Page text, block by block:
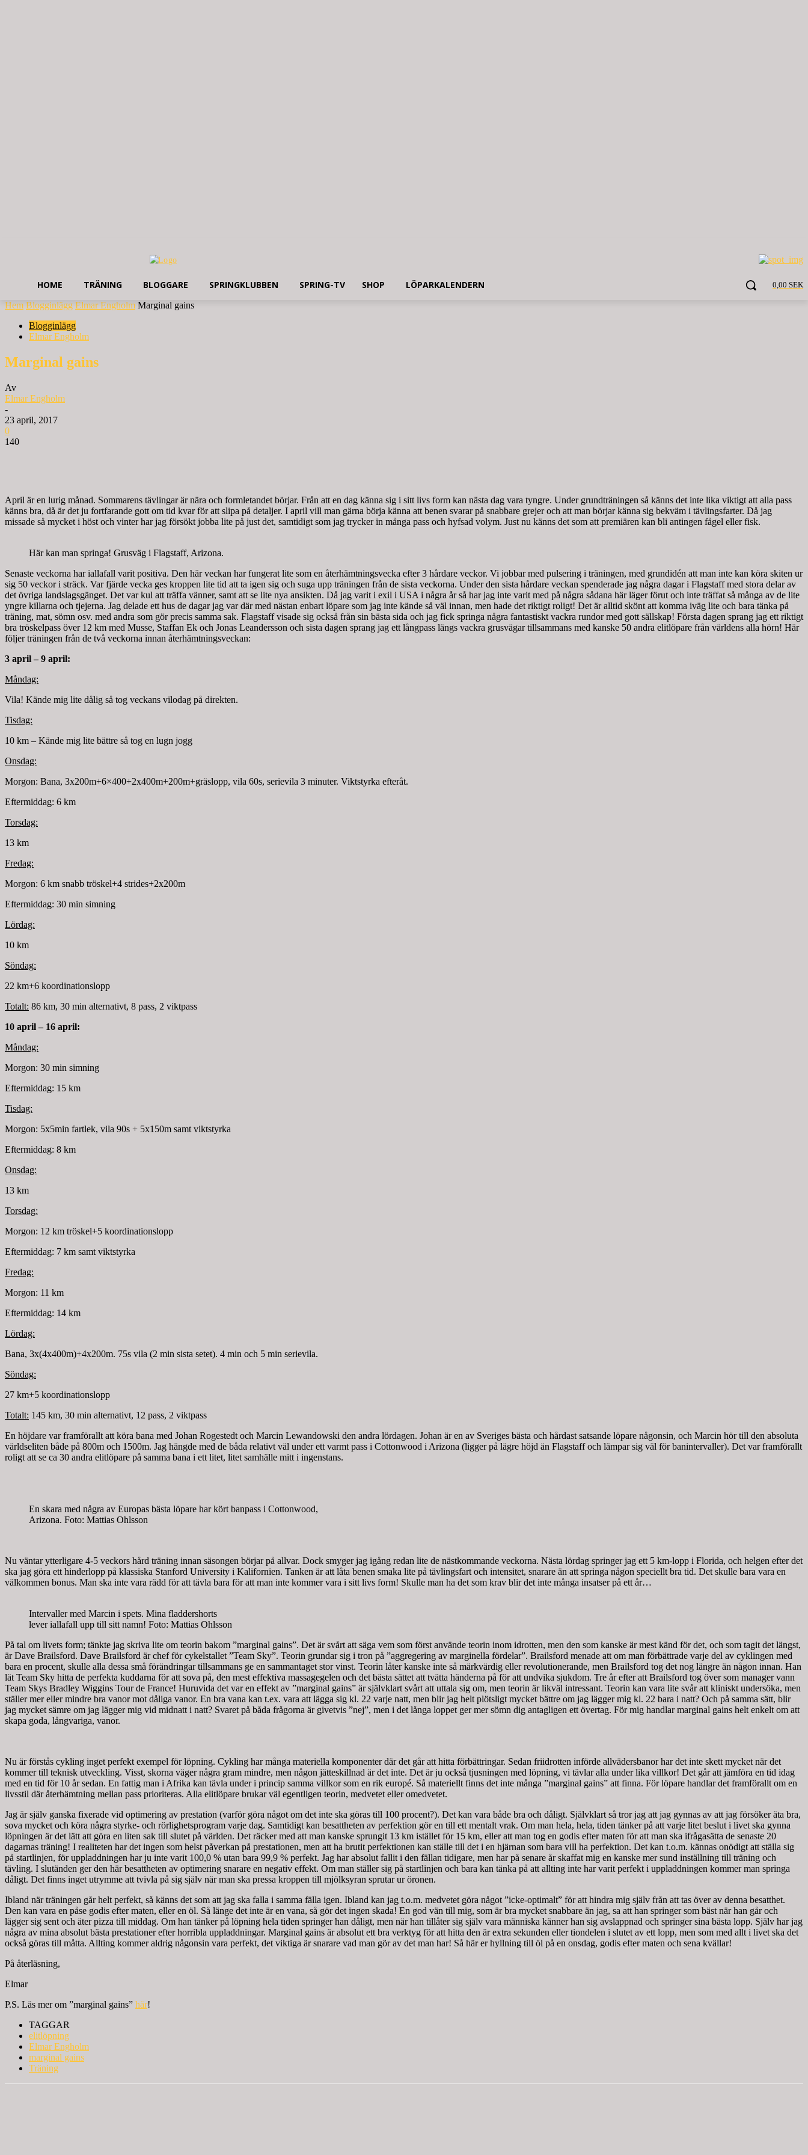
0,00 SEK
HOME TRÄNING BLOGGARE SPRINGKLUBBEN SPRING-TV SHOP LÖPARKALENDERN
Hem Blogginlägg Elmar Engholm Marginal gains
Blogginlägg
Elmar Engholm
Marginal gains
Av
Elmar Engholm
-
23 april, 2017
0
140
April är en lurig månad. Sommarens tävlingar är nära och formletandet börjar. Från att en dag känna sig i sitt livs form kan nästa dag vara tyngre. Under grundträningen så känns det inte lika viktigt att alla pass
känns bra, då är det ju fortfarande gott om tid kvar för att slipa på detaljer. I april vill man gärna börja känna att benen svarar på snabbare grejer och att man börjar känna sig bekväm i tävlingsfarter. Då jag
missade så mycket i höst och vinter har jag försökt jobba lite på just det, samtidigt som jag trycker in många pass och hyfsad volym. Just nu känns det som att premiären kan bli antingen fågel eller fisk.
Här kan man springa! Grusväg i Flagstaff, Arizona.
Senaste veckorna har iallafall varit positiva. Den här veckan har fungerat lite som en återhämtningsvecka efter 3 hårdare veckor. Vi jobbar med pulsering i träningen, med grundidén att man inte kan köra skiten ur
sig 50 veckor i sträck. Var fjärde vecka ges kroppen lite tid att ta igen sig och suga upp träningen från de sista veckorna. Under den sista hårdare veckan spenderade jag några dagar i Flagstaff med stora delar av
det övriga landslagsgänget. Det var kul att träffa vänner, samt att se lite nya ansikten. Då jag varit i exil i USA i några år så har jag inte varit med på några sådana här läger förut och inte träffat så många av de lite
yngre killarna och tjejerna. Jag delade ett hus de dagar jag var där med nästan enbart löpare som jag inte kände så väl innan, men hade det riktigt roligt! Det är alltid skönt att komma iväg lite och bara tänka på
träning, mat, sömn osv. med andra som gör precis samma sak. Flagstaff visade sig också från sin bästa sida och jag fick springa några fantastiskt vackra rundor med gott sällskap! Första dagen sprang jag ett riktigt
bra tröskelpass över 12 km med Musse, Staffan Ek och Jonas Leandersson och sista dagen sprang jag ett långpass längs vackra grusvägar tillsammans med kanske 50 andra elitlöpare från världens alla hörn! Här
följer träningen från de två veckorna innan återhämtningsveckan:
3 april – 9 april:
Måndag:
Vila! Kände mig lite dålig så tog veckans vilodag på direkten.
Tisdag:
10 km – Kände mig lite bättre så tog en lugn jogg
Onsdag:
Morgon: Bana, 3x200m+6×400+2x400m+200m+gräslopp, vila 60s, serievila 3 minuter. Viktstyrka efteråt.
Eftermiddag: 6 km
Torsdag:
13 km
Fredag:
Morgon: 6 km snabb tröskel+4 strides+2x200m
Eftermiddag: 30 min simning
Lördag:
10 km
Söndag:
22 km+6 koordinationslopp
Totalt: 86 km, 30 min alternativt, 8 pass, 2 viktpass
10 april – 16 april:
Måndag:
Morgon: 30 min simning
Eftermiddag: 15 km
Tisdag:
Morgon: 5x5min fartlek, vila 90s + 5x150m samt viktstyrka
Eftermiddag: 8 km
Onsdag:
13 km
Torsdag:
Morgon: 12 km tröskel+5 koordinationslopp
Eftermiddag: 7 km samt viktstyrka
Fredag:
Morgon: 11 km
Eftermiddag: 14 km
Lördag:
Bana, 3x(4x400m)+4x200m. 75s vila (2 min sista setet). 4 min och 5 min serievila.
Söndag:
27 km+5 koordinationslopp
Totalt: 145 km, 30 min alternativt, 12 pass, 2 viktpass
En höjdare var framförallt att köra bana med Johan Rogestedt och Marcin Lewandowski den andra lördagen. Johan är en av Sveriges bästa och hårdast satsande löpare någonsin, och Marcin hör till den absoluta
världseliten både på 800m och 1500m. Jag hängde med de båda relativt väl under ett varmt pass i Cottonwood i Arizona (ligger på lägre höjd än Flagstaff och lämpar sig väl för banintervaller). Det var framförallt
roligt att se ca 30 andra elitlöpare på samma bana i ett litet, litet samhälle mitt i ingenstans.
En skara med några av Europas bästa löpare har kört banpass i Cottonwood,
Arizona. Foto: Mattias Ohlsson
Nu väntar ytterligare 4-5 veckors hård träning innan säsongen börjar på allvar. Dock smyger jag igång redan lite de nästkommande veckorna. Nästa lördag springer jag ett 5 km-lopp i Florida, och helgen efter det
ska jag göra ett hinderlopp på klassiska Stanford University i Kalifornien. Tanken är att låta benen smaka lite på tävlingsfart och intensitet, snarare än att springa någon speciellt bra tid. Det skulle bara vara en
välkommen bonus. Man ska inte vara rädd för att tävla bara för att man inte kommer vara i sitt livs form! Skulle man ha det som krav blir det inte många insatser på ett år…
Intervaller med Marcin i spets. Mina fladdershorts
lever iallafall upp till sitt namn! Foto: Mattias Ohlsson
På tal om livets form; tänkte jag skriva lite om teorin bakom ”marginal gains”. Det är svårt att säga vem som först använde teorin inom idrotten, men den som kanske är mest känd för det, och som tagit det längst,
är Dave Brailsford. Dave Brailsford är chef för cykelstallet ”Team Sky”. Teorin grundar sig i tron på ”aggregering av marginella fördelar”. Brailsford menade att om man förbättrade varje del av cyklingen med
bara en procent, skulle alla dessa små förändringar tillsammans ge en sammantaget stor vinst. Teorin låter kanske inte så märkvärdig eller revolutionerande, men Brailsford tog det nog längre än någon innan. Han
lät Team Sky hitta de perfekta kuddarna för att sova på, den mest effektiva massagegelen och det bästa sättet att tvätta händerna på för att undvika sjukdom. Tre år efter att Brailsford tog över som manager vann
Team Skys Bradley Wiggins Tour de France! Huruvida det var en effekt av ”marginal gains” är självklart svårt att uttala sig om, men teorin är likväl intressant. Teorin kan vara lite svår att kliniskt undersöka, men
ställer mer eller mindre bra vanor mot dåliga vanor. En bra vana kan t.ex. vara att lägga sig kl. 22 varje natt, men blir jag helt plötsligt mycket bättre om jag lägger mig kl. 22 bara i natt? Och på samma sätt, blir
jag mycket sämre om jag lägger mig vid midnatt i natt? Svaret på båda frågorna är givetvis ”nej”, men i det långa loppet ger mer sömn dig antagligen ett övertag. För mig handlar marginal gains helt enkelt om att
skapa goda, långvariga, vanor.
Nu är förstås cykling inget perfekt exempel för löpning. Cykling har många materiella komponenter där det går att hitta förbättringar. Sedan friidrotten införde allvädersbanor har det inte skett mycket när det
kommer till teknisk utveckling. Visst, skorna väger några gram mindre, men någon jätteskillnad är det inte. Det är ju också tjusningen med löpning, vi tävlar alla under lika villkor! Det går att jämföra en tid idag
med en tid för 10 år sedan. En fattig man i Afrika kan tävla under i princip samma villkor som en rik europé. Så materiellt finns det inte många ”marginal gains” att finna. För löpare handlar det framförallt om en
livsstil där återhämtning mellan pass prioriteras. Alla elitlöpare brukar väl egentligen teorin, medvetet eller omedvetet.
Jag är själv ganska fixerade vid optimering av prestation (varför göra något om det inte ska göras till 100 procent?). Det kan vara både bra och dåligt. Självklart så tror jag att jag gynnas av att jag försöker äta bra,
sova mycket och köra några styrke- och rörlighetsprogram varje dag. Samtidigt kan besattheten av perfektion gör en till ett mentalt vrak. Om man hela, hela, tiden tänker på att varje litet beslut i livet ska gynna
löpningen är det lätt att göra en liten sak till slutet på världen. Det räcker med att man kanske sprungit 13 km istället för 15 km, eller att man tog en godis efter maten för att man ska ifrågasätta de senaste 20
dagarnas träning! I realiteten har det ingen som helst påverkan på prestationen, men att ha brutit perfektionen kan ställe till det i en hjärnan som bara vill ha perfektion. Det kan t.o.m. kännas onödigt att ställa sig
på startlinjen, för uppladdningen har ju inte varit 100,0 % utan bara 99,9 % perfekt. Jag har absolut fallit i den fällan tidigare, men har på senare år skaffat mig en kanske mer sund inställning till träning och
tävling. I slutänden ger den här besattheten av optimering snarare en negativ effekt. Om man ställer sig på startlinjen och bara kan tänka på att allting inte har varit perfekt i uppladdningen kommer man springa
dåligt. Det finns inget utrymme att tvivla på sig själv när man ska pressa kroppen till mjölksyran sprutar ur öronen.
Ibland när träningen går helt perfekt, så känns det som att jag ska falla i samma fälla igen. Ibland kan jag t.o.m. medvetet göra något ”icke-optimalt” för att hindra mig själv från att tas över av denna besatthet.
Den kan vara en påse godis efter maten, eller en öl. Så länge det inte är en vana, så gör det ingen skada! En god vän till mig, som är bra mycket snabbare än jag, sa att han springer som bäst när han går och
lägger sig sent och äter pizza till middag. Om han tänker på löpning hela tiden springer han dåligt, men när han tillåter sig själv vara människa känner han sig avslappnad och springer sina bästa lopp. Själv har jag
några av mina absolut bästa prestationer efter horribla uppladdningar. Marginal gains är absolut ett bra verktyg för att hitta den är extra sekunden eller tiondelen i slutet av ett lopp, men som med allt i livet ska det
också göras till måtta. Allting kommer aldrig någonsin vara perfekt, det viktiga är snarare vad man gör av det man har! Så här er hyllning till öl på en onsdag, godis efter maten och sena kvällar!
På återläsning,
Elmar
P.S. Läs mer om ”marginal gains” här!
TAGGAR
elitlöpning
Elmar Engholm
marginal gains
Träning